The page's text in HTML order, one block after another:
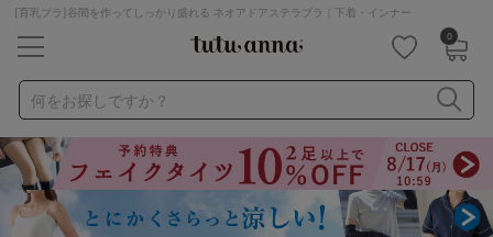
[育乳ブラ]谷間を作ってしっかり盛れる ネオアドアステラブラ｜下着・インナー
0
何をお探しですか？
ナイトブラ ノンワイヤー 特盛ブラ
チューブトップ
折り畳み
パジャマ ストッキング
キャミソール